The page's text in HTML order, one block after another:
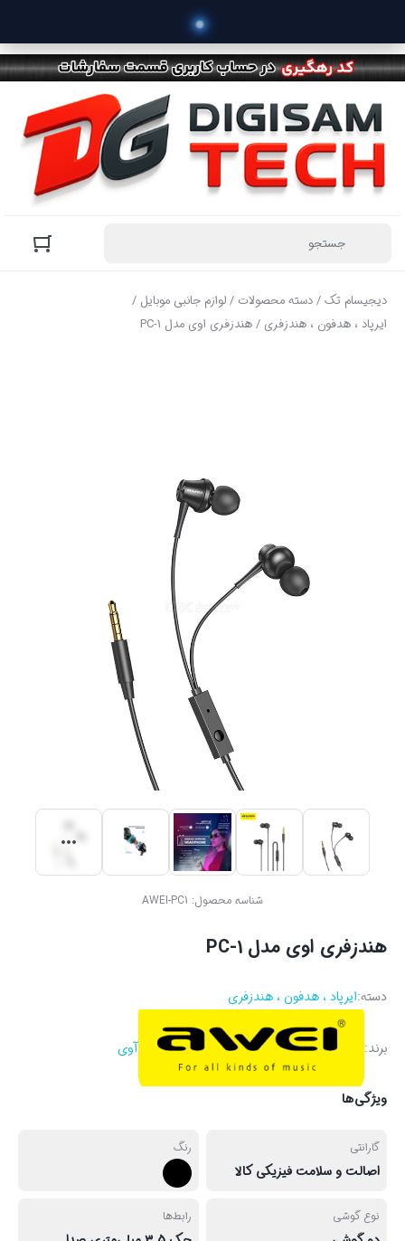
دیجیسام تک/دسته محصولات /لوازم جانبی موبایل /
ایرپاد ، هدفون ، هندزفری / هندزفری اوی مدل PC-1
شناسه محصول: AWEI-PC1
هندزفری اوی مدل PC-1
دسته:ایرپاد ، هدفون ، هندزفری
برند: آوی
ویژگی‌ها
گارانتی
اصالت و سلامت فیزیکی کالا
رنگ
نوع گوشی رابط‌ها
خ